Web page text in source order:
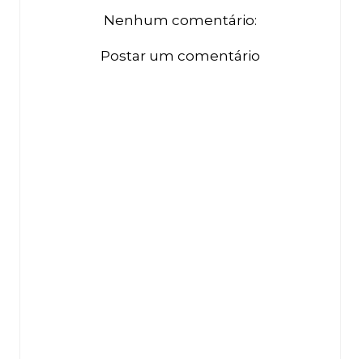
Nenhum comentário:
Postar um comentário